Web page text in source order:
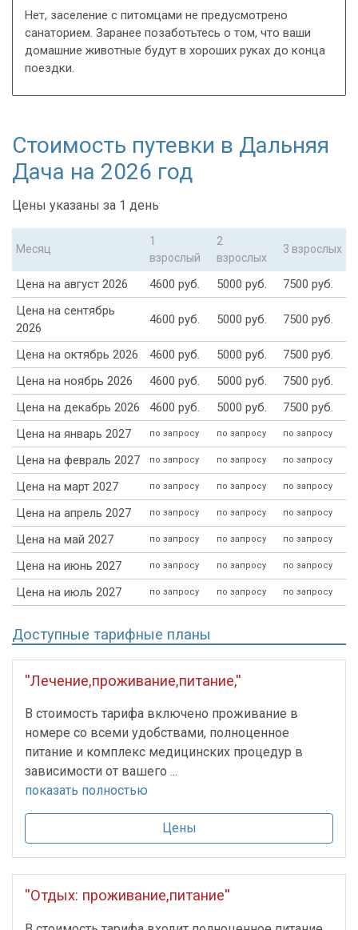
Нет, заселение с питомцами не предусмотрено
санаторием. Заранее позаботьтесь о том, что ваши
домашние животные будут в хороших руках до конца
поездки.
Стоимость путевки в Дальняя
Дача на 2026 год
Цены указаны за 1 день
Месяц
1
взрослый
2
взрослых
3 взрослых
Цена на август 2026 4600 руб. 5000 руб.
7500 руб.
Цена на сентябрь
2026
4600 руб. 5000 руб. 7500 руб.
Цена на октябрь 2026 4600 руб. 5000 руб.
7500 руб.
Цена на ноябрь 2026
4600 руб. 5000 руб.
7500 руб.
Цена на декабрь 2026
4600 руб. 5000 руб.
7500 руб.
Цена на январь 2027
по запросу по запросу по запросу
Цена на февраль 2027 по запросу по запросу по запросу
Цена на март 2027 по запросу по запросу по запросу
Цена на апрель 2027 по запросу по запросу по запросу
Цена на май 2027 по запросу по запросу по запросу
Цена на июнь 2027 по запросу по запросу по запросу
Цена на июль 2027 по запросу по запросу по запросу
Доступные тарифные планы
''Лечение,проживание,питание,''
В стоимость тарифа включено проживание в
номере со всеми удобствами, полноценное
питание и комплекс медицинских процедур в
зависимости от вашего ...
показать полностью
Цены
''Отдых: проживание,питание''